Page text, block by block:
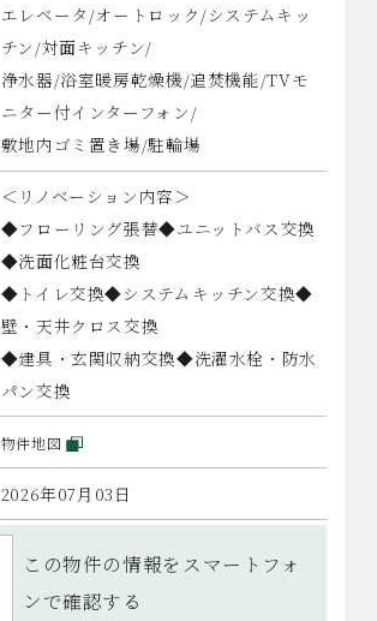
エレベータ/オートロック/システムキッ
チン/対面キッチン/
浄水器/浴室暖房乾燥機/追焚機能/TVモ
ニター付インターフォン/
敷地内ゴミ置き場/駐輪場
＜リノベーション内容＞
◆フローリング張替◆ユニットバス交換
◆洗面化粧台交換
◆トイレ交換◆システムキッチン交換◆
壁・天井クロス交換
◆建具・玄関収納交換◆洗濯水栓・防水
パン交換
物件地図
2026年07月03日
この物件の情報をスマートフォ
ンで確認する